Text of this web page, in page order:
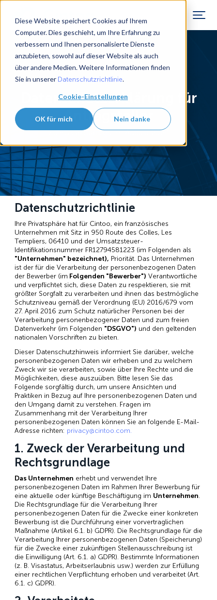
Diese Website speichert Cookies auf Ihrem
Computer. Dies geschieht, um Ihre Erfahrung zu
verbessern und Ihnen personalisierte Dienste
anzubieten, sowohl auf dieser Website als auch
über andere Medien. Weitere Informationen finden
Sie in unserer Datenschutzrichtlinie.
Cookie-Einstellungen
OK für mich Nein danke
Datenschutzerklärung für
Antragsteller
Zuletzt aktualisiert im August 2024
Datenschutzrichtlinie
Ihre Privatsphäre hat für Cintoo, ein französisches
Unternehmen mit Sitz in 950 Route des Colles, Les
Templiers, 06410 und der Umsatzsteuer-
Identifikationsnummer FR12794581223 (im Folgenden als
"Unternehmen" bezeichnet), Priorität. Das Unternehmen
ist der für die Verarbeitung der personenbezogenen Daten
der Bewerber (im Folgenden "Bewerber") Verantwortliche
und verpflichtet sich, diese Daten zu respektieren, sie mit
größter Sorgfalt zu verarbeiten und ihnen das bestmögliche
Schutzniveau gemäß der Verordnung (EU) 2016/679 vom
27. April 2016 zum Schutz natürlicher Personen bei der
Verarbeitung personenbezogener Daten und zum freien
Datenverkehr (im Folgenden "DSGVO") und den geltenden
nationalen Vorschriften zu bieten.
Dieser Datenschutzhinweis informiert Sie darüber, welche
personenbezogenen Daten wir erheben und zu welchem
Zweck wir sie verarbeiten, sowie über Ihre Rechte und die
Möglichkeiten, diese auszuüben. Bitte lesen Sie das
Folgende sorgfältig durch, um unsere Ansichten und
Praktiken in Bezug auf Ihre personenbezogenen Daten und
den Umgang damit zu verstehen. Fragen im
Zusammenhang mit der Verarbeitung Ihrer
personenbezogenen Daten können Sie an folgende E-Mail-
Adresse richten: privacy@cintoo.com.
1. Zweck der Verarbeitung und
Rechtsgrundlage
Das Unternehmen erhebt und verwendet Ihre
personenbezogenen Daten im Rahmen Ihrer Bewerbung für
eine aktuelle oder künftige Beschäftigung im Unternehmen.
Die Rechtsgrundlage für die Verarbeitung Ihrer
personenbezogenen Daten für die Zwecke einer konkreten
Bewerbung ist die Durchführung einer vorvertraglichen
Maßnahme (Artikel 6.1. b) GDPR). Die Rechtsgrundlage für die
Verarbeitung Ihrer personenbezogenen Daten (Speicherung)
für die Zwecke einer zukünftigen Stellenausschreibung ist
die Einwilligung (Art. 6.1. a) GDPR). Bestimmte Informationen
(z. B. Visastatus, Arbeitserlaubnis usw.) werden zur Erfüllung
einer rechtlichen Verpflichtung erhoben und verarbeitet (Art.
6.1. c) GDPR).